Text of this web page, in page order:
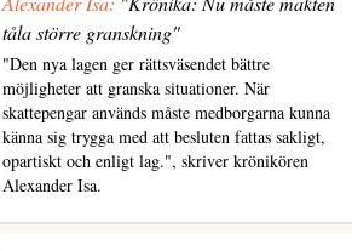
tåla större granskning"
"Den nya lagen ger rättsväsendet bättre
möjligheter att granska situationer. När
skattepengar används måste medborgarna kunna
känna sig trygga med att besluten fattas sakligt,
opartiskt och enligt lag.", skriver krönikören
Alexander Isa.